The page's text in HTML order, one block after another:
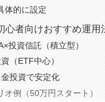
体的に設定
心者向けおすすめ運用
投資信託（積立型）
（ETF中心）
投資で安定化
オ例（50万円スタート）